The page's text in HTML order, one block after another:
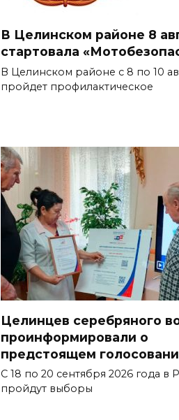
В Целинском районе 8
стартовала
В Целинском районе с 8 по 10
пройдет профилактическое
Целинцев серебряного
проинформировали о
предстоящем
С 18 по 20 сентября 2026 года в
пройдут выборы